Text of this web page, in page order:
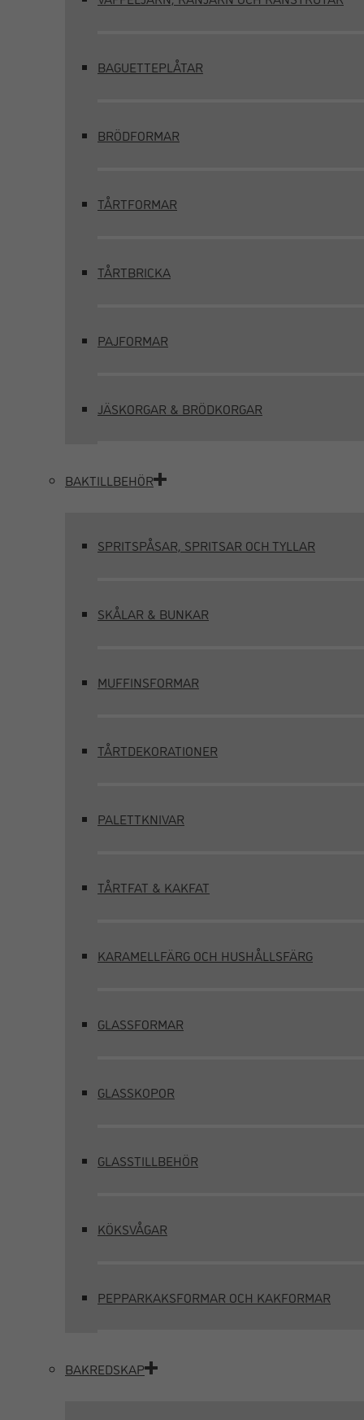
BAGUETTEPLÅTAR
BRÖDFORMAR
TÅRTFORMAR
TÅRTBRICKA
PAJFORMAR
JÄSKORGAR & BRÖDKORGAR
BAKTILLBEHÖR
SPRITSPÅSAR, SPRITSAR OCH TYLLAR
SKÅLAR & BUNKAR
MUFFINSFORMAR
TÅRTDEKORATIONER
PALETTKNIVAR
TÅRTFAT & KAKFAT
KARAMELLFÄRG OCH HUSHÅLLSFÄRG
GLASSFORMAR
GLASSKOPOR
GLASSTILLBEHÖR
KÖKSVÅGAR
PEPPARKAKSFORMAR OCH KAKFORMAR
BAKREDSKAP